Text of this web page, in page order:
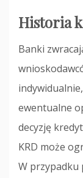
Historia
Banki
ewentualne
decyzję
KRD może
W przypadku